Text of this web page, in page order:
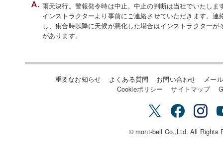
雨天決行。警報発令時は中止。中止の判断は当社でいたし
インストラクターより事前にご連絡させていただきます。
し、集合時以降に天候が悪化した場合はインストラクター
があります。
重要なお知らせ よくある質問 お問い合わせ
メー
Cookieポリシー
サイトマップ
© mont-bell Co.,Ltd. All Rights